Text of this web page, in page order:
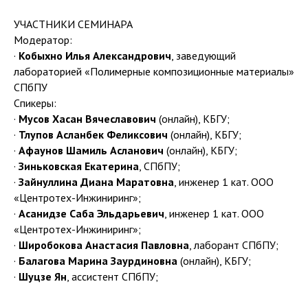
УЧАСТНИКИ СЕМИНАРА
Модератор:
· Кобыхно Илья Александрович , заведующий
лабораторией «Полимерные композиционные материалы»
СПбПУ
Спикеры:
· Мусов Хасан Вячеславович (онлайн), КБГУ;
· Тлупов Асланбек Феликсович (онлайн), КБГУ;
· Афаунов Шамиль Асланович (онлайн), КБГУ;
· Зиньковская Екатерина , СПбПУ;
· Зайнуллина Диана Маратовна , инженер 1 кат. ООО
«Центротех-Инжиниринг»;
· Асанидзе Саба Эльдарьевич , инженер 1 кат. ООО
«Центротех-Инжиниринг»;
· Широбокова Анастасия Павловна , лаборант СПбПУ;
· Балагова Марина Заурдиновна (онлайн), КБГУ;
· Шуцзе Ян , ассистент СПбПУ;